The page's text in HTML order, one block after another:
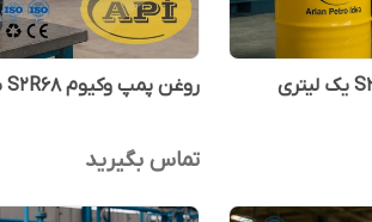
روغن پمپ وکیوم S2R68 بیست لیتری
تماس بگیرید